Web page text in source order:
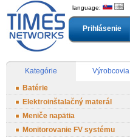
language:
Prihlásenie
Kategórie
Výrobcovia
Batérie
Elektroinštalačný materál
Meniče napätia
Monitorovanie FV systému